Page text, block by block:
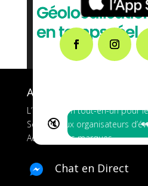
🔇
A propos de FMS
L’application tout-en-un pour
Services aux organisateurs
Ads pour les marques
Chat en Direct